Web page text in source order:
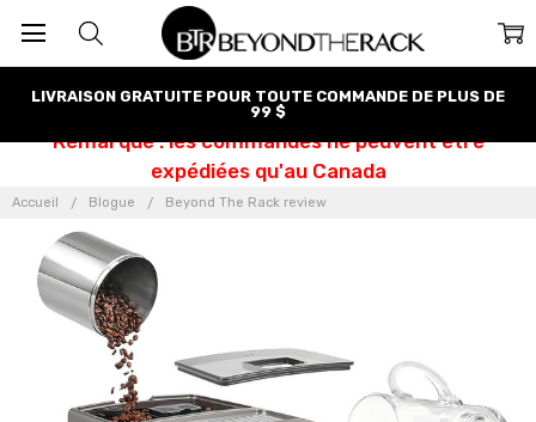
LIVRAISON GRATUITE POUR TOUTE COMMANDE DE PLUS DE
99 $
Remarque : les commandes ne peuvent être
expédiées qu'au Canada
Accueil Blogue Beyond The Rack review